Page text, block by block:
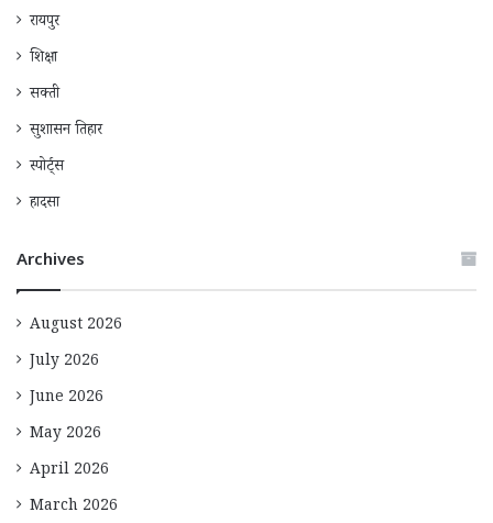
रायपुर
शिक्षा
सक्ती
सुशासन तिहार
स्पोर्ट्स
हादसा
Archives
August 2026
July 2026
June 2026
May 2026
April 2026
March 2026